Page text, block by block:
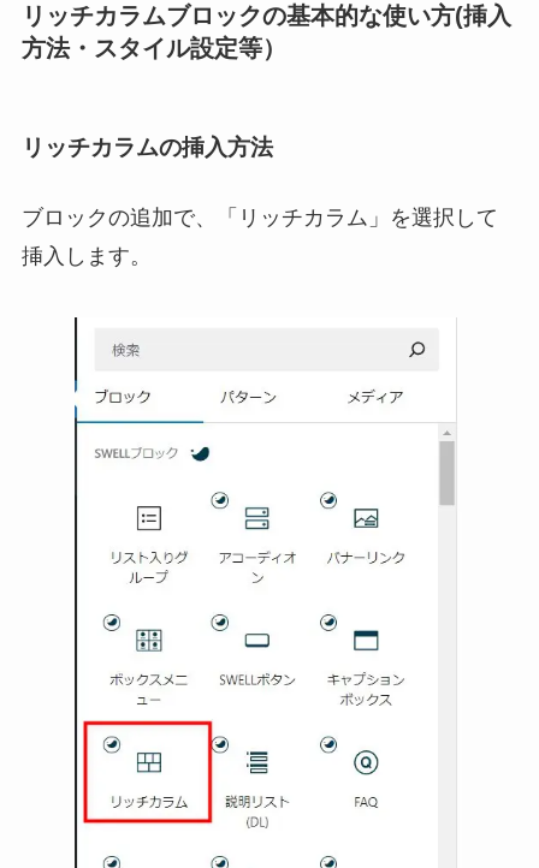
リッチカラムブロックの基本的な使い方(挿入
方法・スタイル設定等）
リッチカラムの挿入方法
ブロックの追加で、「リッチカラム」を選択して
挿入します。